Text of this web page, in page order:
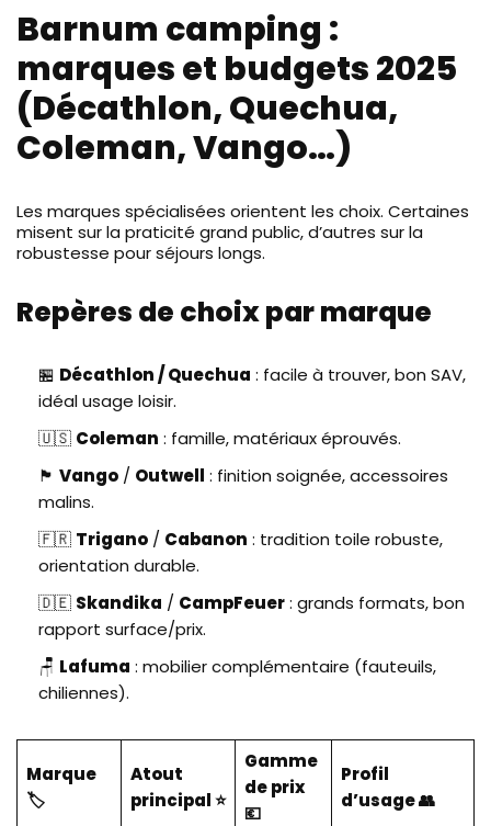
Barnum camping :
marques et budgets 2025
(Décathlon, Quechua,
Coleman, Vango…)
Les marques spécialisées orientent les choix. Certaines
misent sur la praticité grand public, d’autres sur la
robustesse pour séjours longs.
Repères de choix par marque
🏪 Décathlon / Quechua : facile à trouver, bon SAV,
idéal usage loisir.
🇺🇸 Coleman : famille, matériaux éprouvés.
🏴 Vango / Outwell : finition soignée, accessoires
malins.
🇫🇷 Trigano / Cabanon : tradition toile robuste,
orientation durable.
🇩🇪 Skandika / CampFeuer: grands formats, bon
rapport surface/prix.
🪑 Lafuma : mobilier complémentaire (fauteuils,
chiliennes).
Marque
🏷️
Atout
principal ⭐
Gamme
de prix
💶
Profil
d’usage 👥